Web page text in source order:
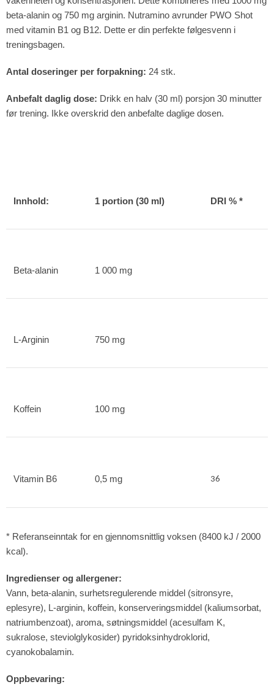
beta-alanin og 750 mg arginin. Nutramino avrunder PWO Shot
med vitamin B1 og B12. Dette er din perfekte følgesvenn i
treningsbagen.
Antal doseringer per forpakning: 24 stk.
Anbefalt daglig dose: Drikk en halv (30 ml) porsjon 30 minutter
før trening. Ikke overskrid den anbefalte daglige dosen.
Innhold: 1 portion (30 ml) DRI % *
Beta-alanin 1 000 mg
L-Arginin 750 mg
Koffein 100 mg
Vitamin B6 0,5 mg 36
* Referanseinntak for en gjennomsnittlig voksen (8400 kJ / 2000
kcal).
Ingredienser og allergener:
Vann, beta-alanin, surhetsregulerende middel (sitronsyre,
eplesyre), L-arginin, koffein, konserveringsmiddel (kaliumsorbat,
natriumbenzoat), aroma, søtningsmiddel (acesulfam K,
sukralose, steviolglykosider) pyridoksinhydroklorid,
cyanokobalamin.
Oppbevaring: